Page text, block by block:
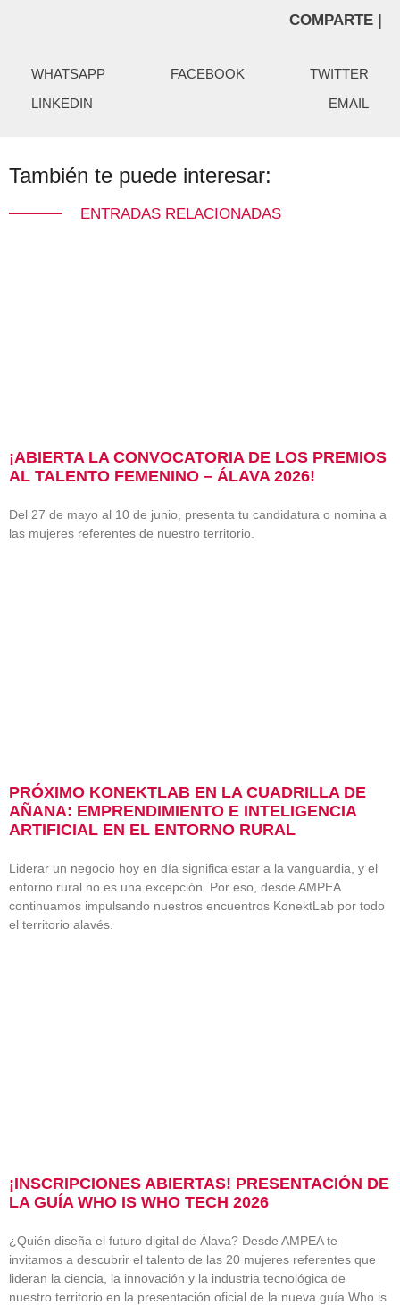
COMPARTE |
WHATSAPP FACEBOOK
TWITTER
LINKEDIN
EMAIL
También te puede interesar:
ENTRADAS RELACIONADAS
¡ABIERTA LA CONVOCATORIA DE LOS PREMIOS
AL TALENTO FEMENINO – ÁLAVA 2026!
Del 27 de mayo al 10 de junio, presenta tu candidatura o nomina a
las mujeres referentes de nuestro territorio.
PRÓXIMO KONEKTLAB EN LA CUADRILLA DE
AÑANA: EMPRENDIMIENTO E INTELIGENCIA
ARTIFICIAL EN EL ENTORNO RURAL
Liderar un negocio hoy en día significa estar a la vanguardia, y el
entorno rural no es una excepción. Por eso, desde AMPEA
continuamos impulsando nuestros encuentros KonektLab por todo
el territorio alavés.
¡INSCRIPCIONES ABIERTAS! PRESENTACIÓN DE
LA GUÍA WHO IS WHO TECH 2026
¿Quién diseña el futuro digital de Álava? Desde AMPEA te
invitamos a descubrir el talento de las 20 mujeres referentes que
lideran la ciencia, la innovación y la industria tecnológica de
nuestro territorio en la presentación oficial de la nueva guía Who is